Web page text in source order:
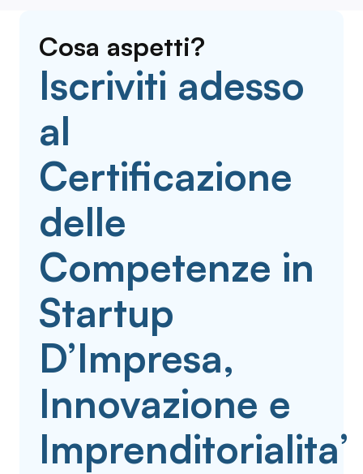
Cosa aspetti?
Iscriviti adesso
al
Certificazione
delle
Competenze in
Startup
D’Impresa,
Innovazione e
Imprenditorialita’